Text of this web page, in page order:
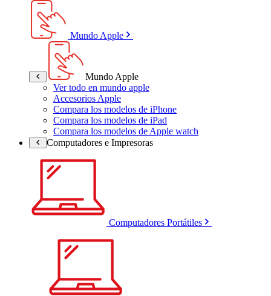
Mundo Apple
Mundo Apple
Ver todo en mundo apple
Accesorios Apple
Compara los modelos de iPhone
Compara los modelos de iPad
Compara los modelos de Apple watch
Computadores e Impresoras
Computadores Portátiles